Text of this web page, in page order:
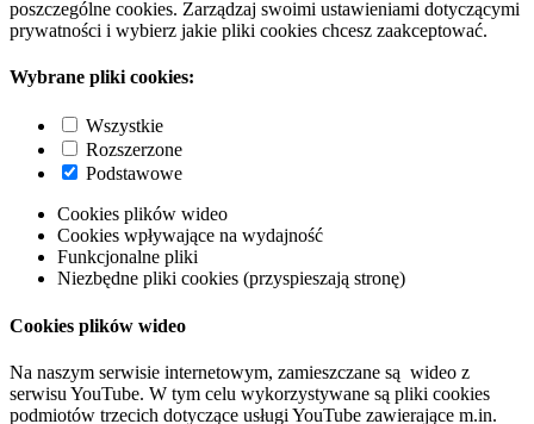
poszczególne cookies. Zarządzaj swoimi ustawieniami dotyczącymi
prywatności i wybierz jakie pliki cookies chcesz zaakceptować.
Wybrane pliki cookies:
Wszystkie
Rozszerzone
Podstawowe
Cookies plików wideo
Cookies wpływające na wydajność
Funkcjonalne pliki
Niezbędne pliki cookies (przyspieszają stronę)
Cookies plików wideo
Na naszym serwisie internetowym, zamieszczane są wideo z
serwisu YouTube. W tym celu wykorzystywane są pliki cookies
podmiotów trzecich dotyczące usługi YouTube zawierające m.in.